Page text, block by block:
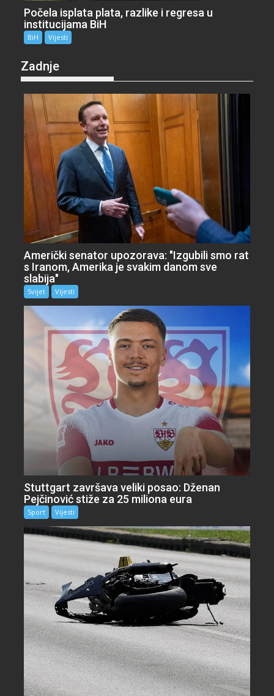
Počela isplata plata, razlike i regresa u
institucijama BiH
BiH Vijesti
Zadnje
Američki senator upozorava: "Izgubili smo rat
s Iranom, Amerika je svakim danom sve
slabija"
Svijet Vijesti
Stuttgart završava veliki posao: Dženan
Pejčinović stiže za 25 miliona eura
Sport Vijesti